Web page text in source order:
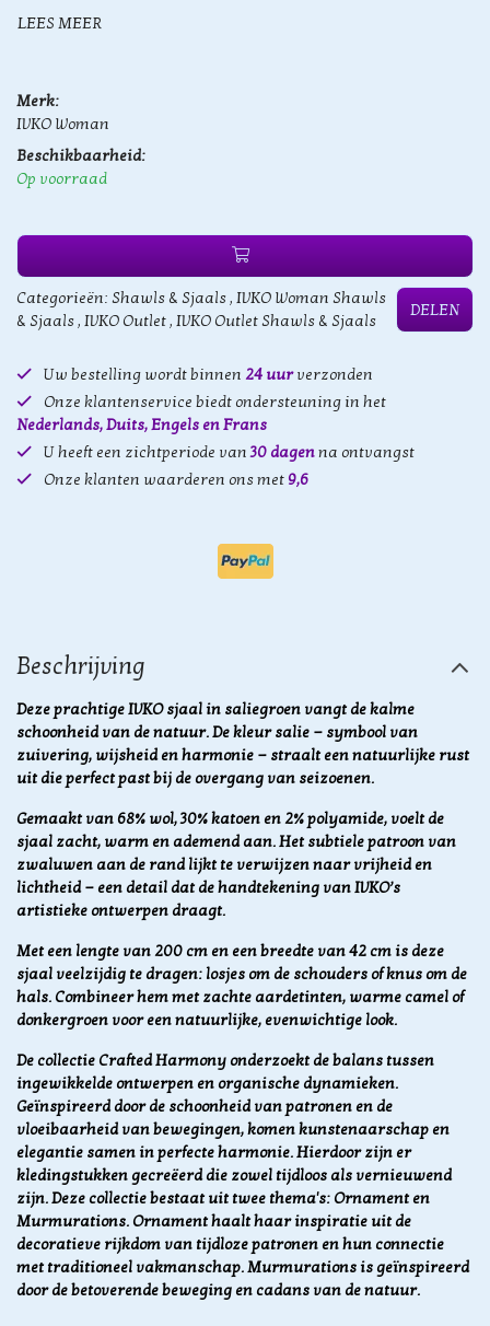
LEES MEER
Merk:
IVKO Woman
Beschikbaarheid:
Op voorraad
Categorieën: Shawls & Sjaals, IVKO Woman Shawls
& Sjaals, IVKO Outlet, IVKO Outlet Shawls & Sjaals
DELEN
Uw bestelling wordt binnen 24 uurverzonden
Onze klantenservice biedt ondersteuning in het
Nederlands, Duits, Engels en Frans
U heeft een zichtperiode van30 dagenna ontvangst
Onze klanten waarderen ons met 9,6
Beschrijving
Deze prachtige IVKO sjaal in saliegroen vangt de kalme
schoonheid van de natuur. De kleur salie — symbool van
zuivering, wijsheid en harmonie — straalt een natuurlijke rust
uit die perfect past bij de overgang van seizoenen.
Gemaakt van 68% wol, 30% katoen en 2% polyamide, voelt de
sjaal zacht, warm en ademend aan. Het subtiele patroon van
zwaluwen aan de rand lijkt te verwijzen naar vrijheid en
lichtheid — een detail dat de handtekening van IVKO’s
artistieke ontwerpen draagt.
Met een lengte van 200 cm en een breedte van 42 cm is deze
sjaal veelzijdig te dragen: losjes om de schouders of knus om de
hals. Combineer hem met zachte aardetinten, warme camel of
donkergroen voor een natuurlijke, evenwichtige look.
De collectie Crafted Harmony onderzoekt de balans tussen
ingewikkelde ontwerpen en organische dynamieken.
Geïnspireerd door de schoonheid van patronen en de
vloeibaarheid van bewegingen, komen kunstenaarschap en
elegantie samen in perfecte harmonie. Hierdoor zijn er
kledingstukken gecreëerd die zowel tijdloos als vernieuwend
zijn. Deze collectie bestaat uit twee thema's: Ornament en
Murmurations. Ornament haalt haar inspiratie uit de
decoratieve rijkdom van tijdloze patronen en hun connectie
met traditioneel vakmanschap. Murmurations is geïnspireerd
door de betoverende beweging en cadans van de natuur.